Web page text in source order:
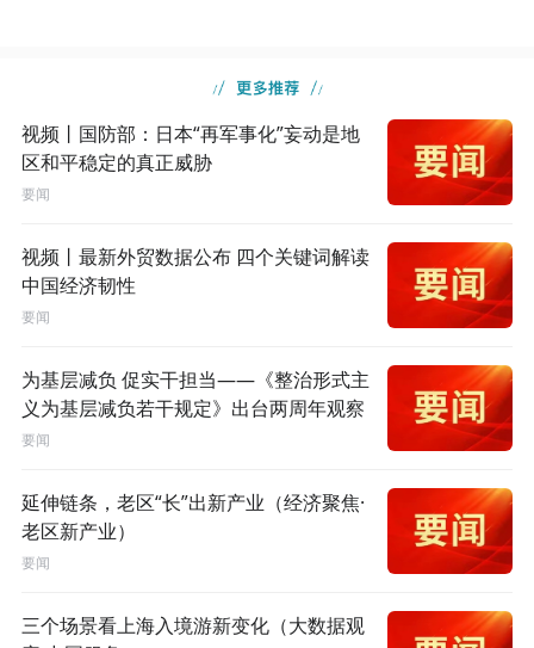
视频丨国防部：日本“再军事化”妄动是地
区和平稳定的真正威胁
要闻
视频丨最新外贸数据公布 四个关键词解读
中国经济韧性
要闻
为基层减负 促实干担当——《整治形式主
义为基层减负若干规定》出台两周年观察
要闻
延伸链条，老区“长”出新产业（经济聚焦·
老区新产业）
要闻
三个场景看上海入境游新变化（大数据观